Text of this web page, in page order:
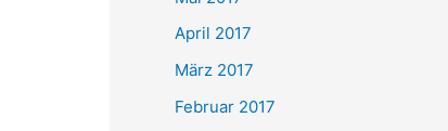
April 2017
März 2017
Februar 2017